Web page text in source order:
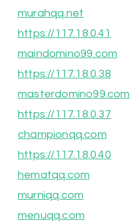
murahqq.net
https://117.18.0.41
maindomino99.com
https://117.18.0.38
masterdomino99.com
https://117.18.0.37
championqq.com
https://117.18.0.40
hematqq.com
murniqq.com
menuqq.com